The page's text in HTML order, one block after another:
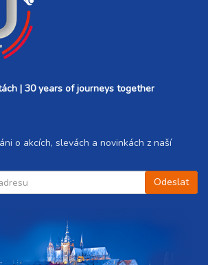
| 30 years of journeys together
o akcích, slevách a novinkách z naší